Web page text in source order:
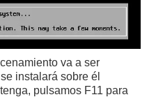
va a ser
instalará sobre él
pulsamos F11 para